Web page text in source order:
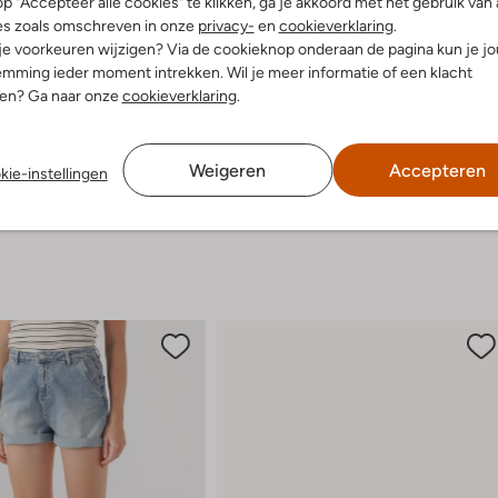
zoals omschreven in onze privacy- en cookieverklaring.
voorkeuren wijzigen? Via de cookieknop onderaan de pagina kun je
ieder moment intrekken. Wil je meer informatie of een klacht
Ga naar onzecookieverklaring.
instellingen Weigeren Accepteren
2% Elastaan
Mouwloos
Gewone chemische
Niet bleken